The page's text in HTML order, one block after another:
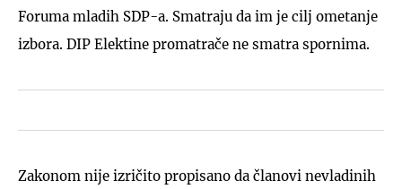
Foruma mladih SDP-a. Smatraju da im je cilj ometanje
izbora. DIP Elektine promatrače ne smatra spornima.
Zakonom nije izričito propisano da članovi nevladinih